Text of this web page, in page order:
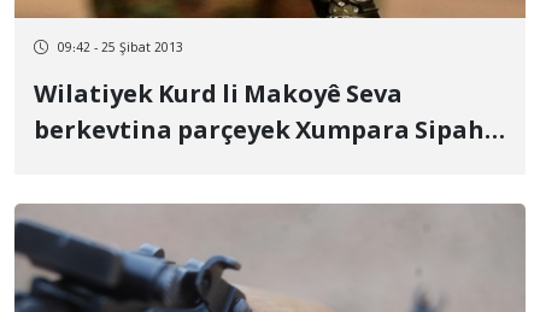
09:42 - 25 Şibat 2013
Wilatiyek Kurd li Makoyê Seva
berkevtina parçeyek Xumpara Sipaha